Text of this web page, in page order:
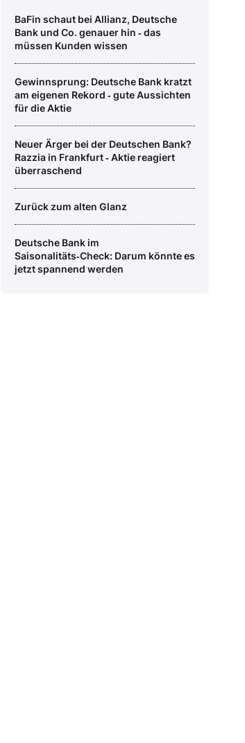
BaFin schaut bei Allianz, Deutsche
Bank und Co. genauer hin ‑ das
müssen Kunden wissen
Gewinnsprung: Deutsche Bank kratzt
am eigenen Rekord ‑ gute Aussichten
für die Aktie
Neuer Ärger bei der Deutschen Bank?
Razzia in Frankfurt ‑ Aktie reagiert
überraschend
Zurück zum alten Glanz
Deutsche Bank im
Saisonalitäts‑Check: Darum könnte es
jetzt spannend werden